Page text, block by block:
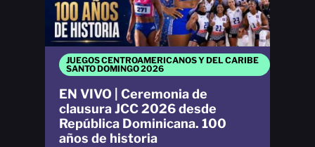
JUEGOS CENTROAMERICANOS Y DEL CARIBE
SANTO DOMINGO 2026
EN VIVO | Ceremonia de
clausura JCC 2026 desde
República Dominicana. 100
años de historia